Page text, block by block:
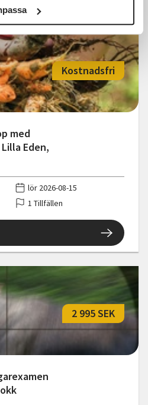
med
Eden,
Kostnadsfri
lör 2026-08-15
1 Tillfällen
2 995 SEK